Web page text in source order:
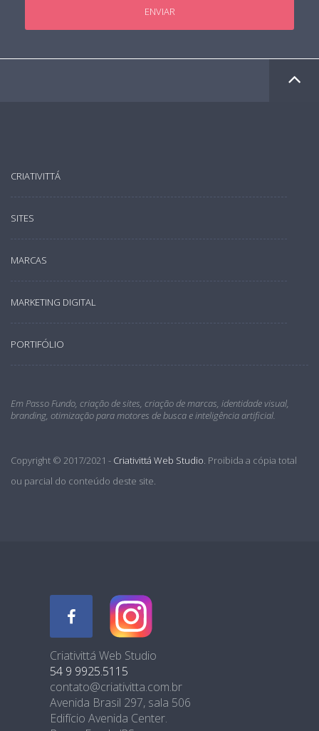
ENVIAR
CRIATIVITTÁ
SITES
MARCAS
MARKETING DIGITAL
PORTIFÓLIO
Em Passo Fundo, criação de sites, criação de marcas, identidade visual,
branding, otimização para motores de busca e inteligência artificial.
Copyright © 2017/2021 - Criativittá Web Studio. Proibida a cópia total
ou parcial do conteúdo deste site.
Criativittá Web Studio
54 9 9925.5115
contato@criativitta.com.br
Avenida Brasil 297, sala 506
Edifício Avenida Center.